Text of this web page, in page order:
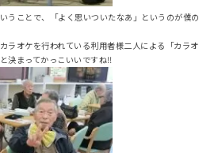
うことで、「よく思いついたなあ」というのが僕の
ラオケを行われている利用者様二人による「カラオ
決まってかっこいいですね‼